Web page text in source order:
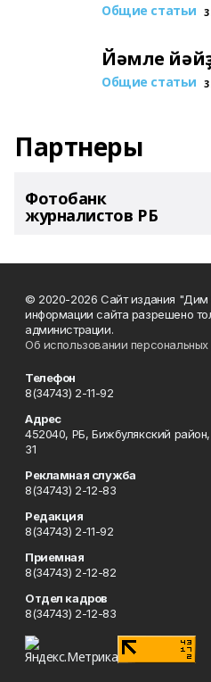
Общие статьи
Йәмле
Общие статьи
Партнеры
Фотобанк
журналистов РБ
© 2020-2026 Сайт издания "Дим
информации сайта разрешено
администрации.
Об использовании персональных
Телефон
8(34743) 2-11-92
Адрес
452040, РБ, Бижбулякский
31
Рекламная служба
8(34743) 2-12-83
Редакция
8(34743) 2-11-92
Приемная
8(34743) 2-12-82
Отдел кадров
8(34743) 2-12-83